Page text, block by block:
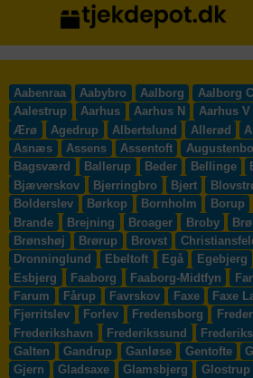
Aabenraa Aabybro Aalborg Aalborg C
Aalestrup
Aarhus Aarhus N Aarhus V
Ærø
Agedrup Albertslund Allerød
Asnæs
Assens Assentoft
Bagsværd
Ballerup Beder Bellinge
Bjæverskov
Bjerringbro Bjert
Bolderslev
Børkop Bornholm Borup
Brande
Brejning Broager Broby
Brønshøj
Brørup Brovst
Dronninglund
Ebeltoft Egå Egebjerg
Esbjerg
Faaborg Faaborg-Midtfyn
Farum
Fårup Favrskov Faxe Faxe
Fjerritslev
Forlev Fredensborg
Frederikshavn
Frederikssund
Galten
Gandrup Ganløse Gentofte
Gjern
Gladsaxe Glamsbjerg Glostrup